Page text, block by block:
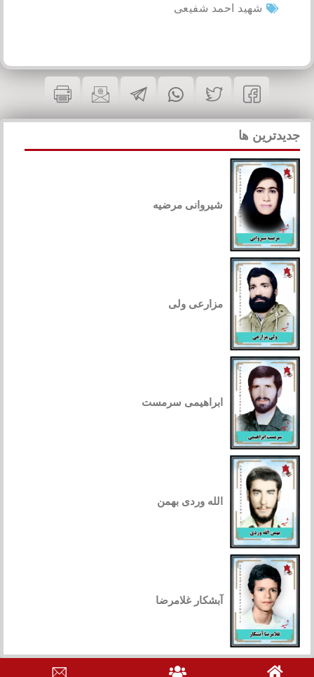
شهید احمد شفیعی
جدیدترین ها
شیروانی مرضیه
مزارعی ولی
ابراهیمی سرمست
الله وردی بهمن
آبشکار غلامرضا